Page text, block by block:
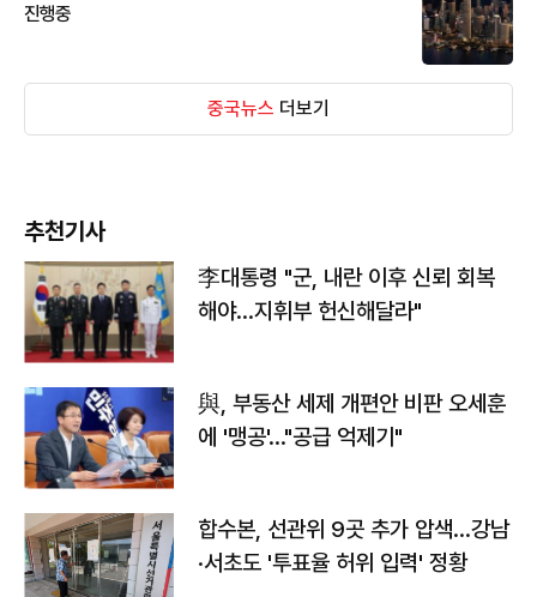
진행중
중국뉴스 더보기
추천기사
李대통령 "군, 내란 이후 신뢰 회복
해야…지휘부 헌신해달라"
與, 부동산 세제 개편안 비판 오세훈
에 '맹공'…"공급 억제기"
합수본, 선관위 9곳 추가 압색…강남
·서초도 '투표율 허위 입력' 정황